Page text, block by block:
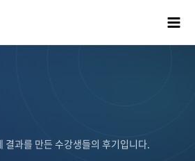
결과를 만든 수강생들의 후기입니다.